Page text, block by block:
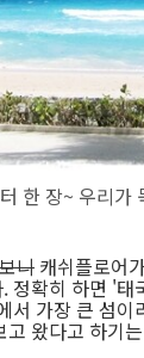
한 장~ 우리가
니 캐쉬플로어
정확히 하면 '
서 가장 큰 섬
왔다고 하기